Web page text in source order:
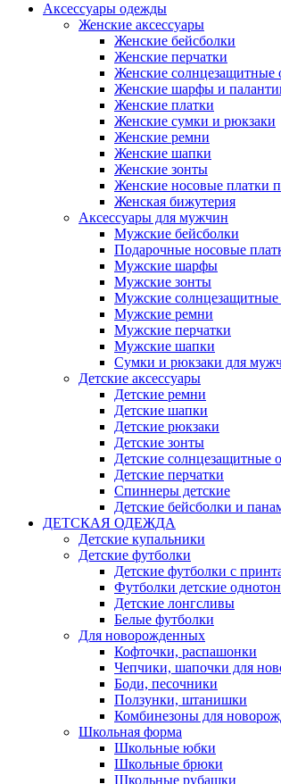
Аксессуары одежды
Женские аксессуары
Женские бейсболки
Женские перчатки
Женские солнцезащитные
Женские шарфы и
Женские платки
Женские сумки и рюкзаки
Женские ремни
Женские шапки
Женские зонты
Женские носовые платки
Женская бижутерия
Аксессуары для мужчин
Мужские бейсболки
Подарочные носовые
Мужские шарфы
Мужские зонты
Мужские солнцезащитные
Мужские ремни
Мужские перчатки
Мужские шапки
Сумки и рюкзаки для
Детские аксессуары
Детские ремни
Детские шапки
Детские рюкзаки
Детские зонты
Детские солнцезащитные
Детские перчатки
Спиннеры детские
Детские бейсболки и
ДЕТСКАЯ ОДЕЖДА
Детские купальники
Детские футболки
Детские футболки с
Футболки детские
Детские лонгсливы
Белые футболки
Для новорожденных
Кофточки, распашонки
Чепчики, шапочки для
Боди, песочники
Ползунки, штанишки
Комбинезоны для
Школьная форма
Школьные юбки
Школьные брюки
Школьные рубашки